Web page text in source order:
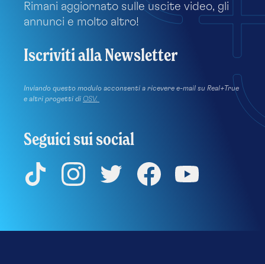
Rimani aggiornato sulle uscite video, gli
annunci e molto altro!
Iscriviti alla Newsletter
Inviando questo modulo acconsenti a ricevere e-mail su Real+True
e altri progetti di OSV.
Seguici sui social
TikTokInstagramTwitterFacebookYouTube